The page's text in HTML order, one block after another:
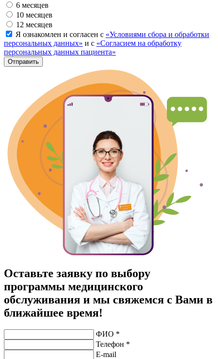
6 месяцев
10 месяцев
12 месяцев
Я ознакомлен и согласен с «Условиями сбора и обработки
персональных данных» и с «Согласием на обработку
персональных данных пациента»
Отправить
Оставьте заявку по выбору
программы медицинского
обслуживания и мы свяжемся с Вами в
ближайшее время!
ФИО *
Телефон *
E-mail